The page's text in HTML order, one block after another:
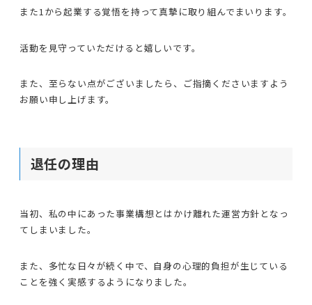
また1から起業する覚悟を持って真摯に取り組んでまいります。
活動を見守っていただけると嬉しいです。
また、至らない点がございましたら、ご指摘くださいますよう
お願い申し上げます。
退任の理由
当初、私の中にあった事業構想とはかけ離れた運営方針となっ
てしまいました。
また、多忙な日々が続く中で、自身の心理的負担が生じている
ことを強く実感するようになりました。